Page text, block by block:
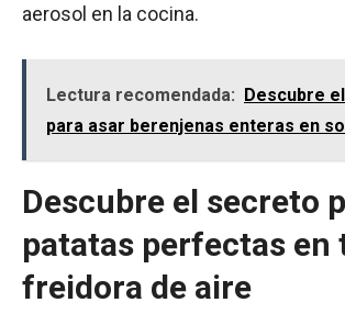
aerosol en la cocina.
Lectura recomendada: Descubre
para asar berenjenas enteras en
Descubre el secreto
patatas perfectas en
freidora de aire